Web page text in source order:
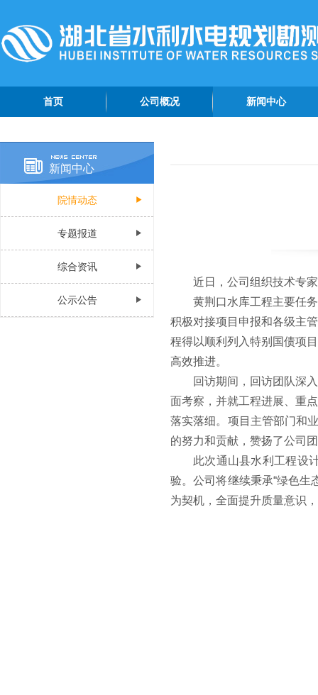
首页 公司概况 新闻中心
管理团队
公司荣誉
认证资质
新闻中心
院情动态
专题报道
综合资讯
公示公告
近日，公司组织技术专
黄荆口水库工程主要任
积极对接项目申报和各级主
程得以顺利列入特别国债项
高效推进。
回访期间，回访团队深
面考察，并就工程进展、重
落实落细。项目主管部门和
的努力和贡献，赞扬了公司
此次通山县水利工程设
验。公司将继续秉承“绿色生
为契机，全面提升质量意识